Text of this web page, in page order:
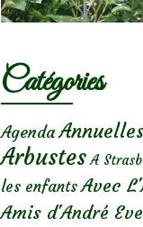
Catégories
Agenda
Arbustes A
les enfants Avec
Amis d'André Eve